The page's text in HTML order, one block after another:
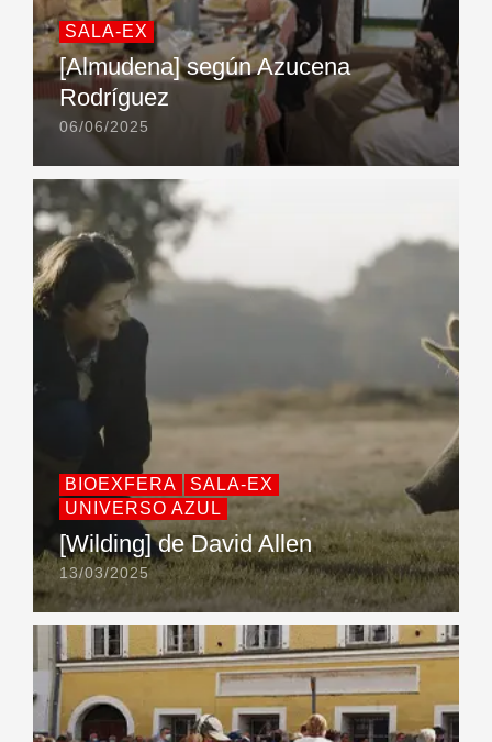
SALA-EX
[Almudena] según Azucena
Rodríguez
06/06/2025
BIOEXFERA
SALA-EX
UNIVERSO AZUL
[Wilding] de David Allen
13/03/2025